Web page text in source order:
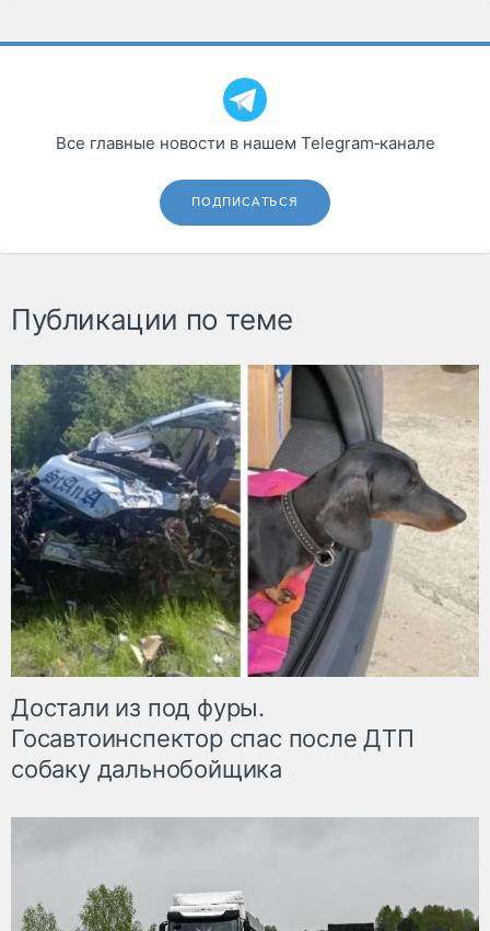
Все главные новости в нашем Telegram‑канале
ПОДПИСАТЬСЯ
Публикации по теме
Достали из под фуры.
Госавтоинспектор спас после ДТП
собаку дальнобойщика